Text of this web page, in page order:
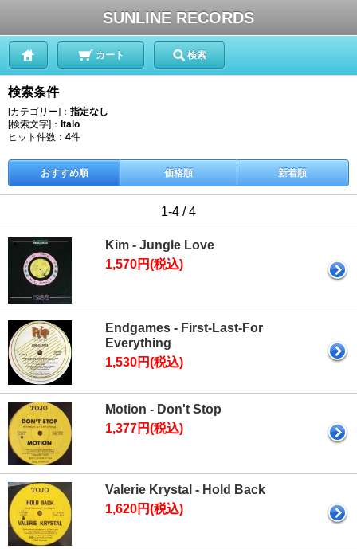
SUNLINE RECORDS
カート 検索
検索条件
[カテゴリー]： 指定なし
[検索文字]： Italo
ヒット件数： 4件
おすすめ順 価格順 新着順
1-4 / 4
Kim - Jungle Love
1,570円(税込)
Endgames - First-Last-For
Everything
1,530円(税込)
Motion - Don't Stop
1,377円(税込)
Valerie Krystal - Hold Back
1,620円(税込)